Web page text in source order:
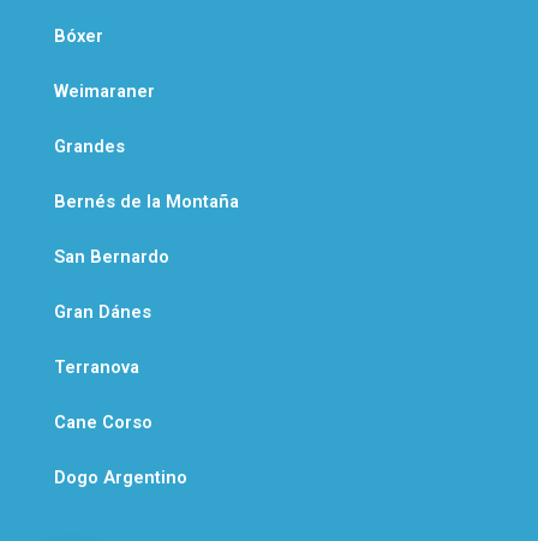
Bóxer
Weimaraner
Grandes
Bernés de la Montaña
San Bernardo
Gran Dánes
Terranova
Cane Corso
Dogo Argentino